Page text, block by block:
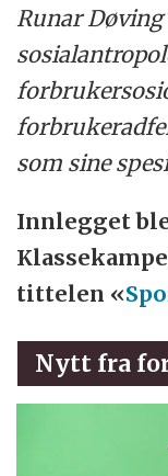
Runar
som sine
Innlegget
tittelen «
Nytt fra